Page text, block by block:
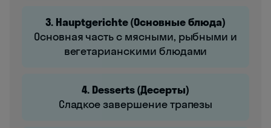
3. Hauptgerichte (Основные блюда)
Основная часть с мясными, рыбными и
вегетарианскими блюдами
4. Desserts (Десерты)
Сладкое завершение трапезы